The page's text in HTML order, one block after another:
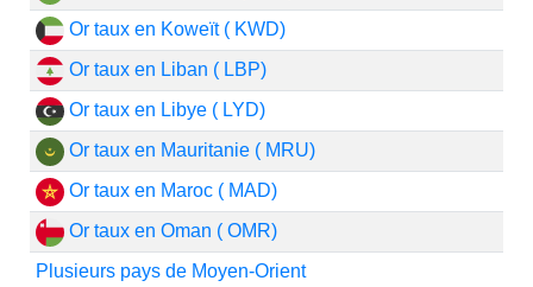
Or taux en Koweït ( KWD)
Or taux en Liban ( LBP)
Or taux en Libye ( LYD)
Or taux en Mauritanie ( MRU)
Or taux en Maroc ( MAD)
Or taux en Oman ( OMR)
Plusieurs pays de Moyen-Orient